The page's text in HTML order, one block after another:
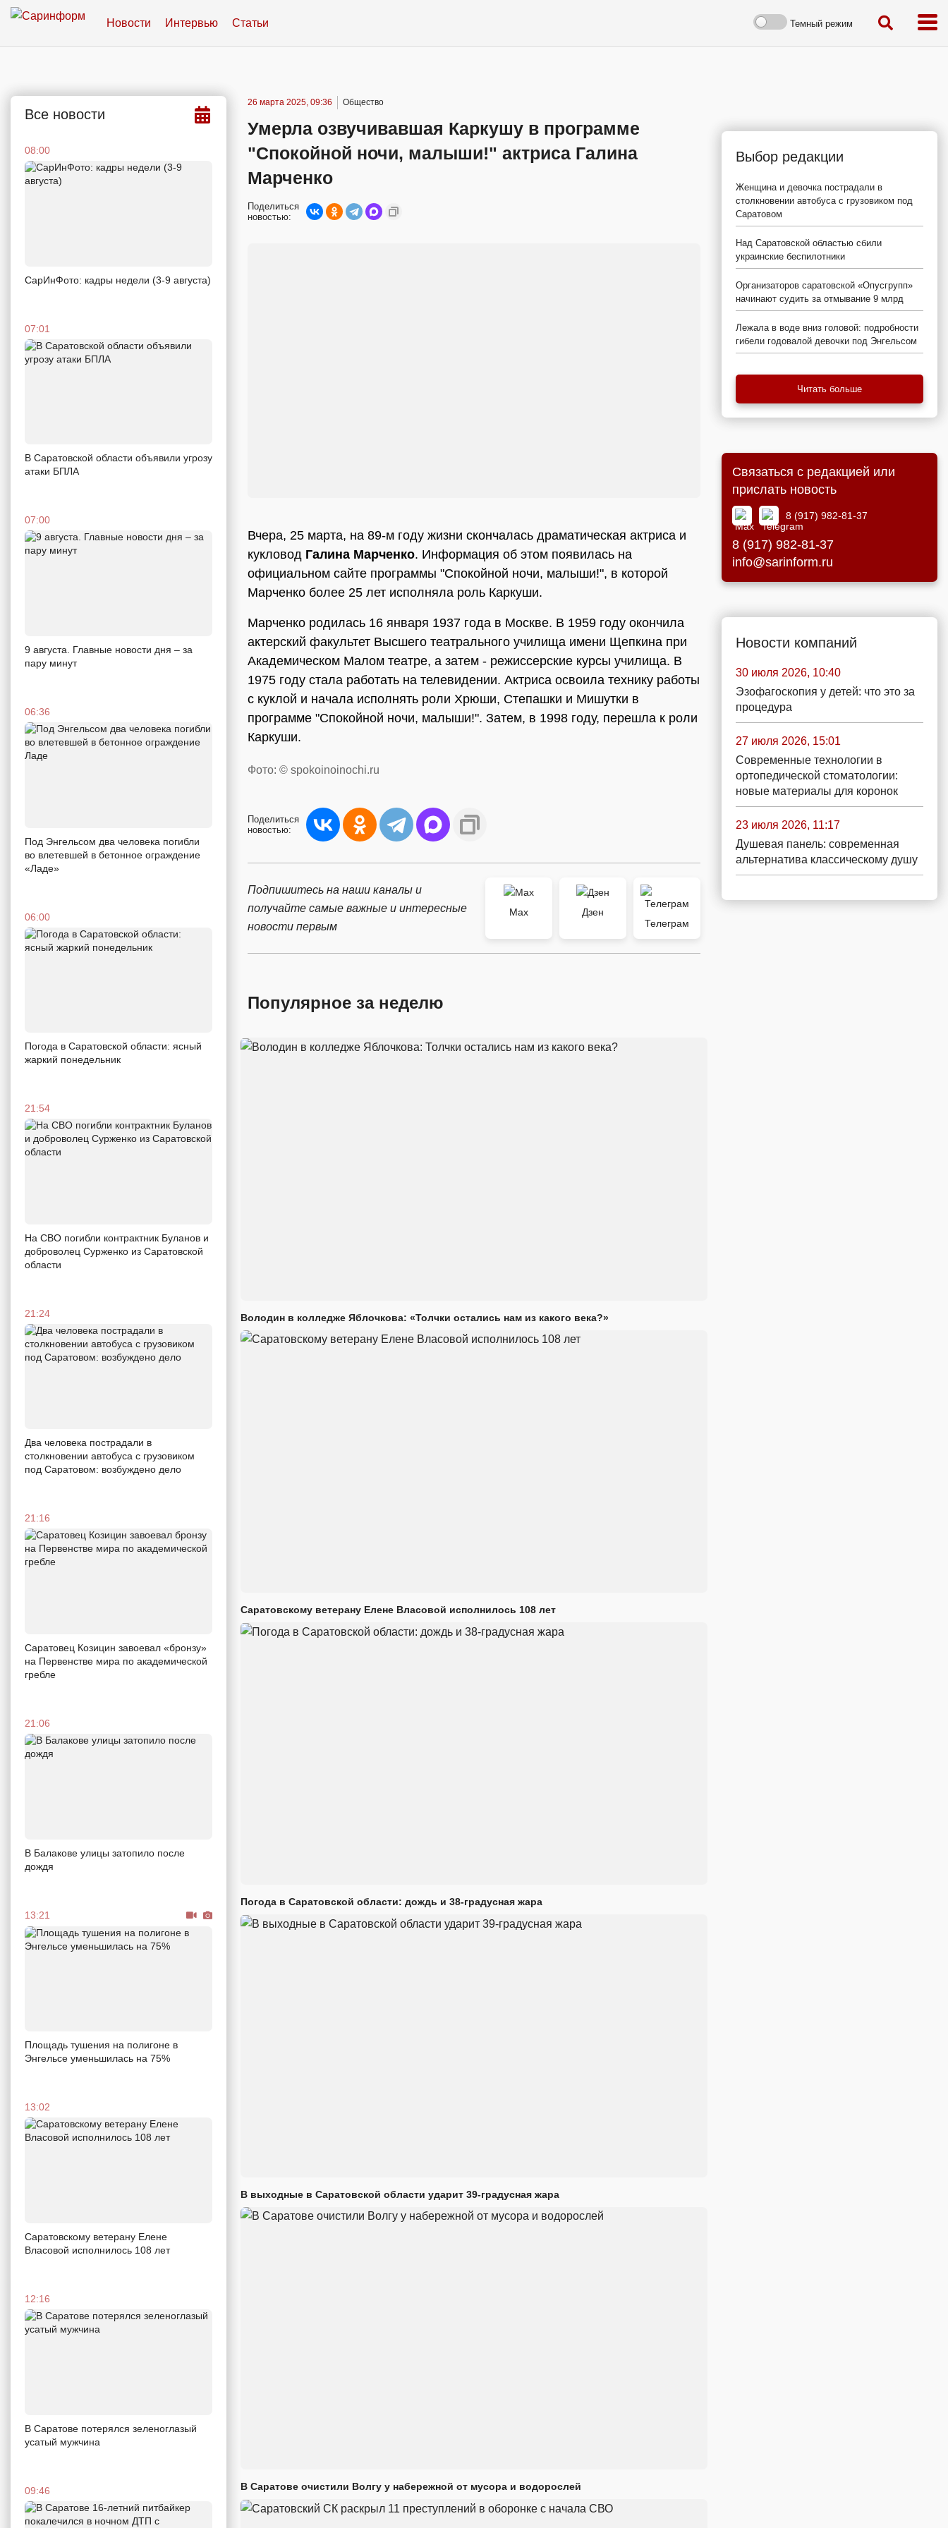
Новости Интервью Статьи Темный режим
Все новости
08:00
СарИнФото: кадры недели (3-9 августа)
07:01
В Саратовской области объявили угрозу
атаки БПЛА
07:00
9 августа. Главные новости дня – за
пару минут
06:36
Под Энгельсом два человека погибли
во влетевшей в бетонное ограждение
«Ладе»
06:00
Погода в Саратовской области: ясный
жаркий понедельник
21:54
На СВО погибли контрактник Буланов и
доброволец Сурженко из Саратовской
области
21:24
Два человека пострадали в
столкновении автобуса с грузовиком
под Саратовом: возбуждено дело
21:16
Саратовец Козицин завоевал «бронзу»
на Первенстве мира по академической
гребле
21:06
В Балакове улицы затопило после
дождя
13:21
Площадь тушения на полигоне в
Энгельсе уменьшилась на 75%
13:02
Саратовскому ветерану Елене
Власовой исполнилось 108 лет
12:16
В Саратове потерялся зеленоглазый
усатый мужчина
09:46
26 марта 2025, 09:36 Общество
Умерла озвучивавшая Каркушу в программе
"Спокойной ночи, малыши!" актриса Галина
Марченко
Поделиться
новостью:
Вчера, 25 марта, на 89-м году жизни скончалась драматическая актриса и
кукловод Галина Марченко. Информация об этом появилась на
официальном сайте программы "Спокойной ночи, малыши!", в которой
Марченко более 25 лет исполняла роль Каркуши.
Марченко родилась 16 января 1937 года в Москве. В 1959 году окончила
актерский факультет Высшего театрального училища имени Щепкина при
Академическом Малом театре, а затем - режиссерские курсы училища. В
1975 году стала работать на телевидении. Актриса освоила технику работы
с куклой и начала исполнять роли Хрюши, Степашки и Мишутки в
программе "Спокойной ночи, малыши!". Затем, в 1998 году, перешла к роли
Каркуши.
Фото: © spokoinoinochi.ru
Поделиться
новостью:
Подпишитесь на наши каналы и
получайте самые важные и интересные
новости первым
Max
Дзен
Телеграм
Популярное за неделю
Володин в колледже Яблочкова: «Толчки остались нам из какого века?»
Саратовскому ветерану Елене Власовой исполнилось 108 лет
Погода в Саратовской области: дождь и 38-градусная жара
В выходные в Саратовской области ударит 39-градусная жара
В Саратове очистили Волгу у набережной от мусора и водорослей
Выбор редакции
Женщина и девочка пострадали в
столкновении автобуса с грузовиком под
Саратовом
Над Саратовской областью сбили
украинские беспилотники
Организаторов саратовской «Опусгрупп»
начинают судить за отмывание 9 млрд
Лежала в воде вниз головой: подробности
гибели годовалой девочки под Энгельсом
Читать больше
Связаться с редакцией или
прислать новость
8 (917) 982-81-37
8 (917) 982-81-37
info@sarinform.ru
Новости компаний
30 июля 2026, 10:40
Эзофагоскопия у детей: что это за
процедура
27 июля 2026, 15:01
Современные технологии в
ортопедической стоматологии:
новые материалы для коронок
23 июля 2026, 11:17
Душевая панель: современная
альтернатива классическому душу